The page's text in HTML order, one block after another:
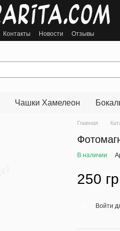
Контакты Новости Отзывы
Чашки Хамелеон
Главная
В наличии
250
Войти